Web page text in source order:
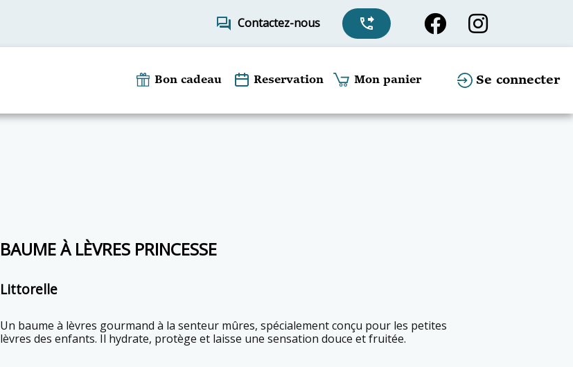
forum Contactez-nous phone_forwarded
Bon cadeau Reservation Mon panier Se connecter
BAUME À LÈVRES PRINCESSE
Littorelle
Un baume à lèvres gourmand à la senteur mûres, spécialement conçu pour les petites
lèvres des enfants. Il hydrate, protège et laisse une sensation douce et fruitée.